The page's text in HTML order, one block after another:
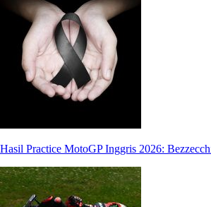
Hasil Practice MotoGP Inggris 2026: